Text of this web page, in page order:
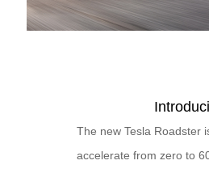
The new Tesla Roadster
accelerate from zero to